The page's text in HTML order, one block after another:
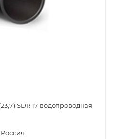
SDR 17 водопроводная
Россия